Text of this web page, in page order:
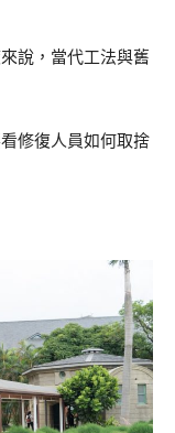
說，當代工法與舊
修復人員如何取捨